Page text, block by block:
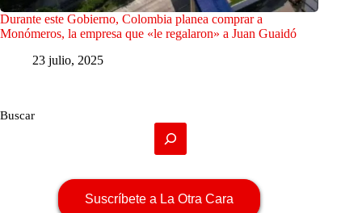
Durante este Gobierno, Colombia planea comprar a
Monómeros, la empresa que «le regalaron» a Juan Guaidó
23 julio, 2025
Buscar
Suscríbete a La Otra Cara